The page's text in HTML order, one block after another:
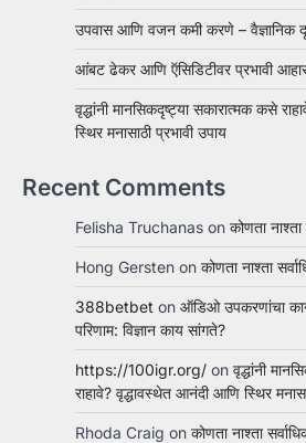
उपवास आणि वजन कमी करणे – वैज्ञानिक
आंबट ढेकर आणि ऍसिडिटीवर प्रभावी
वृद्धांनी मानसिकदृष्ट्या सकारात्मक कसे
स्थिर मनासाठी प्रभावी उपाय
Recent Comments
Felisha Truchanas on कोणता
Hong Gersten on कोणता नाश्ता
388betbet on ऑडिओ उपकरणांचा
परिणाम: विज्ञान काय सांगते?
https://100igr.org/ on वृद्धांनी
राहावे? वृद्धावस्थेत आनंदी आणि स्थिर
Rhoda Craig on कोणता नाश्ता